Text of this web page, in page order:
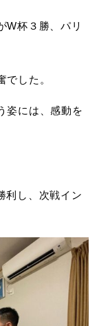
W杯３勝、パリ
した。
姿には、感動を
利し、次戦イン